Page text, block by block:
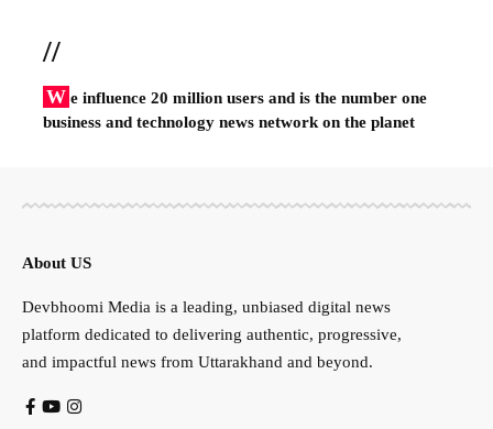
//
W e influence 20 million users and is the number one
business and technology news network on the planet
About US
Devbhoomi Media is a leading, unbiased digital news
platform dedicated to delivering authentic, progressive,
and impactful news from Uttarakhand and beyond.